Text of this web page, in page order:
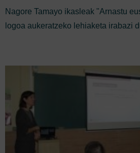
Nagore Tamayo ikasleak "Arnastu
logoa aukeratzeko lehiaketa irabazi